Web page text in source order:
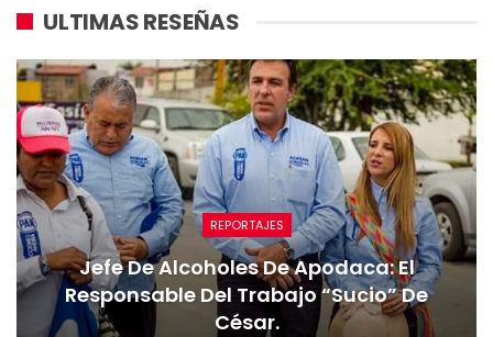
ULTIMAS RESEÑAS
REPORTAJES
Jefe De Alcoholes De Apodaca: El
Responsable Del Trabajo “sucio” De
César.